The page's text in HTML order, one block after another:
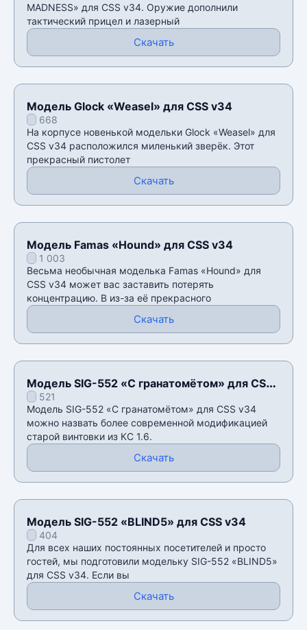
MADNESS» для CSS v34. Оружие дополнили
тактический прицел и лазерный
Скачать
Модель Glock «Weasel» для CSS v34
668
На корпусе новенькой модельки Glock «Weasel» для
CSS v34 расположился миленький зверёк. Этот
прекрасный пистолет
Скачать
Модель Famas «Hound» для CSS v34
1 003
Весьма необычная моделька Famas «Hound» для
CSS v34 может вас заставить потерять
концентрацию. В из-за еë прекрасного
Скачать
Модель SIG-552 «С гранатомётом» для CSS
v34521
Модель SIG-552 «С гранатомётом» для CSS v34
можно назвать более современной модификацией
старой винтовки из КС 1.6.
Скачать
Модель SIG-552 «BLIND5» для CSS v34
404
Для всех наших постоянных посетителей и просто
гостей, мы подготовили модельку SIG-552 «BLIND5»
для CSS v34. Если вы
Скачать